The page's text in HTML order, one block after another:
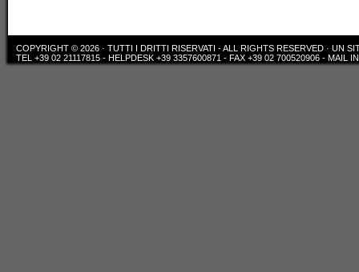
COPYRIGHT © 2026 · TUTTI I DRITTI RISERVATI - ALL RIGHTS RESERVED · UN
TEL +39 02 21117815 - HELPDESK +39 3357600871 - FAX +39 02 700520906 - MAIL